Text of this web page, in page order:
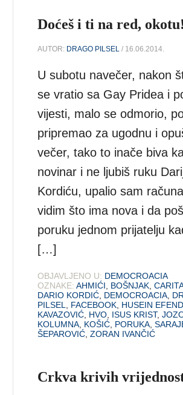
Doćeš i ti na red, okotu!
AUTOR: DRAGO PILSEL / 16.06.2014.
U subotu navečer, nakon
se vratio sa Gay Pridea i
vijesti, malo se odmorio,
pripremao za ugodnu i
večer, tako to inače biva
novinar i ne ljubiš ruku
Kordiću, upalio sam
vidim što ima nova i da
poruku jednom prijatelju
[…]
OBJAVLJENO U: DEMOCROACIA
OZNAKE: AHMIĆI BOŠNJAK ,
DARIO KORDIĆ DEMOCROACIA
PILSEL
FACEBOOK HUSEIN
KAVAZOVIĆ HVO ISUS KRIST,
KOLUMNA KOŠIĆ PORUKA ,
ŠEPAROVIĆ ,ZORAN IVANČIĆ
Crkva krivih